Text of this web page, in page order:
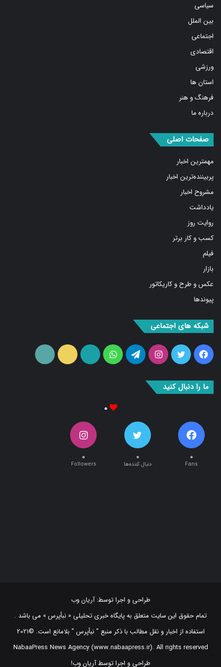
بین الملل
اجتماعی
اقتصادی
ورزشی
استان ها
فرهنگ و هنر
درباره ما
مهمترین اخبار
پربیننده‌ترین اخبار
مشروح اخبار
یادداشت
روایت روز
کسب و کار برتر
فیلم
بازار
عکس و طرح و کاریکاتور
پیوندها
فیس
بوک
توییتراینستاگرامتلگرامواتس
آپ
آپارات ایتا
۰ ۰ ۰
تمام حقوق این سایت متعلق به پایگاه خبری تحلیلی « نبأپرس » می باشد .
استفاده از اخبار و نقل مطالب با ذکر منبع "‌ نبأپرس " بلامانع است. ©2021
NabaaPress News Agency (www.nabaapress.ir). All rights reserved
طراحی و اجرا توسط آریان وب!